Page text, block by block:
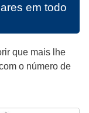
em todo
que mais lhe
o número de